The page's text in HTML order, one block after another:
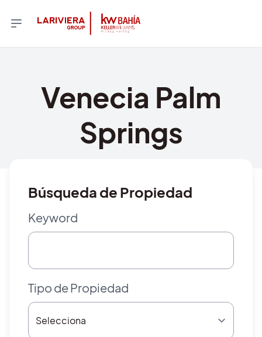
Venecia Palm
Springs
Búsqueda de Propiedad
Keyword
Tipo de Propiedad